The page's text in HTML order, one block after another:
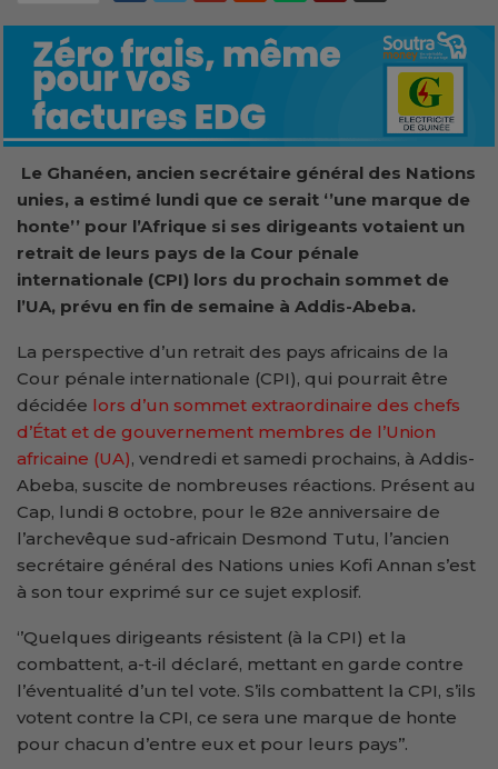
Le Ghanéen, ancien secrétaire général des Nations
unies, a estimé lundi que ce serait ‘’une marque de
honte’’ pour l’Afrique si ses dirigeants votaient un
retrait de leurs pays de la Cour pénale
internationale (CPI) lors du prochain sommet de
l’UA, prévu en fin de semaine à Addis-Abeba.
La perspective d’un retrait des pays africains de la
Cour pénale internationale (CPI), qui pourrait être
décidée lors d’un sommet extraordinaire des chefs
d’État et de gouvernement membres de l’Union
africaine (UA), vendredi et samedi prochains, à Addis-
Abeba, suscite de nombreuses réactions. Présent au
Cap, lundi 8 octobre, pour le 82e anniversaire de
l’archevêque sud-africain Desmond Tutu, l’ancien
secrétaire général des Nations unies Kofi Annan s’est
à son tour exprimé sur ce sujet explosif.
‘’Quelques dirigeants résistent (à la CPI) et la
combattent, a-t-il déclaré, mettant en garde contre
l’éventualité d’un tel vote. S’ils combattent la CPI, s’ils
votent contre la CPI, ce sera une marque de honte
pour chacun d’entre eux et pour leurs pays’’.